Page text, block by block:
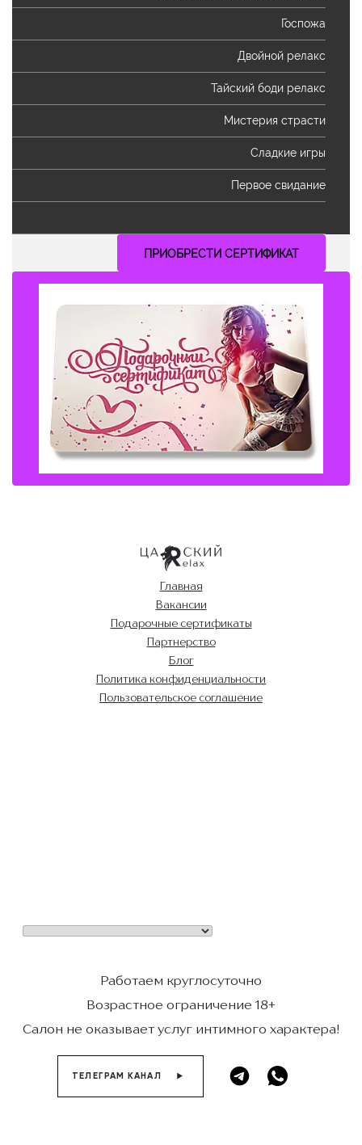
Госпожа
Двойной релакс
Тайский боди релакс
Мистерия страсти
Сладкие игры
Первое свидание
ПРИОБРЕСТИ СЕРТИФИКАТ
Главная
Вакансии
Подарочные сертификаты
Партнерство
Блог
Политика конфиденциальности
Пользовательское соглашение
Работаем круглосуточно
Возрастное ограничение 18+
Салон не оказывает услуг интимного характера!
ТЕЛЕГРАМ КАНАЛ